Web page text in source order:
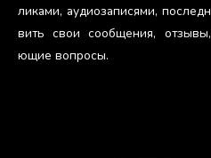
лика­ми, а­уди­оза­пися­ми,
вить свои со­об­ще­ния,
ющие воп­ро­сы.